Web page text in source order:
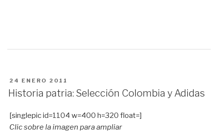
PUBLICADO
EN
24 ENERO 2011
Historia patria: Selección Colombia y Adidas
[singlepic id=1104 w=400 h=320 float=]
Clic sobre la imagen para ampliar